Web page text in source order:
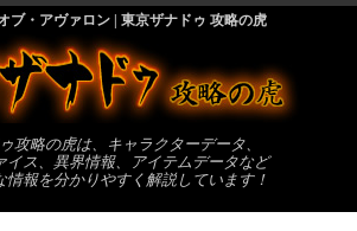
ブ・アヴァロン | 東京ザナドゥ 攻略の虎
攻略の虎は、キャラクターデータ、
イス、異界情報、アイテムデータなど
情報を分かりやすく解説しています！